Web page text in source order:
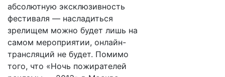
абсолютную эксклюзивность
фестиваля — насладиться
зрелищем можно будет лишь на
самом мероприятии, онлайн-
трансляций не будет. Помимо
того, что «Ночь пожирателей